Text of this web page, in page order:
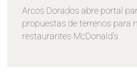
Arcos Dorados abre portal
propuestas de terrenos para
restaurantes McDonald’s